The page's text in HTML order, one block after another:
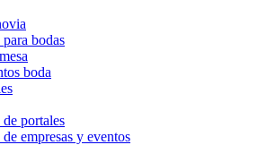
bodas
boda
portales
empresas y eventos